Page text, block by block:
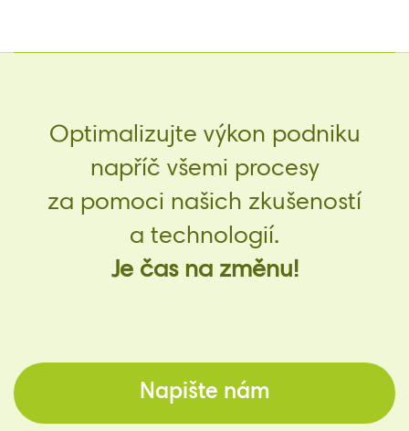
Optimalizujte výkon podniku
napříč všemi procesy
za pomoci našich zkušeností
a technologií.
Je čas na změnu!
Napište nám